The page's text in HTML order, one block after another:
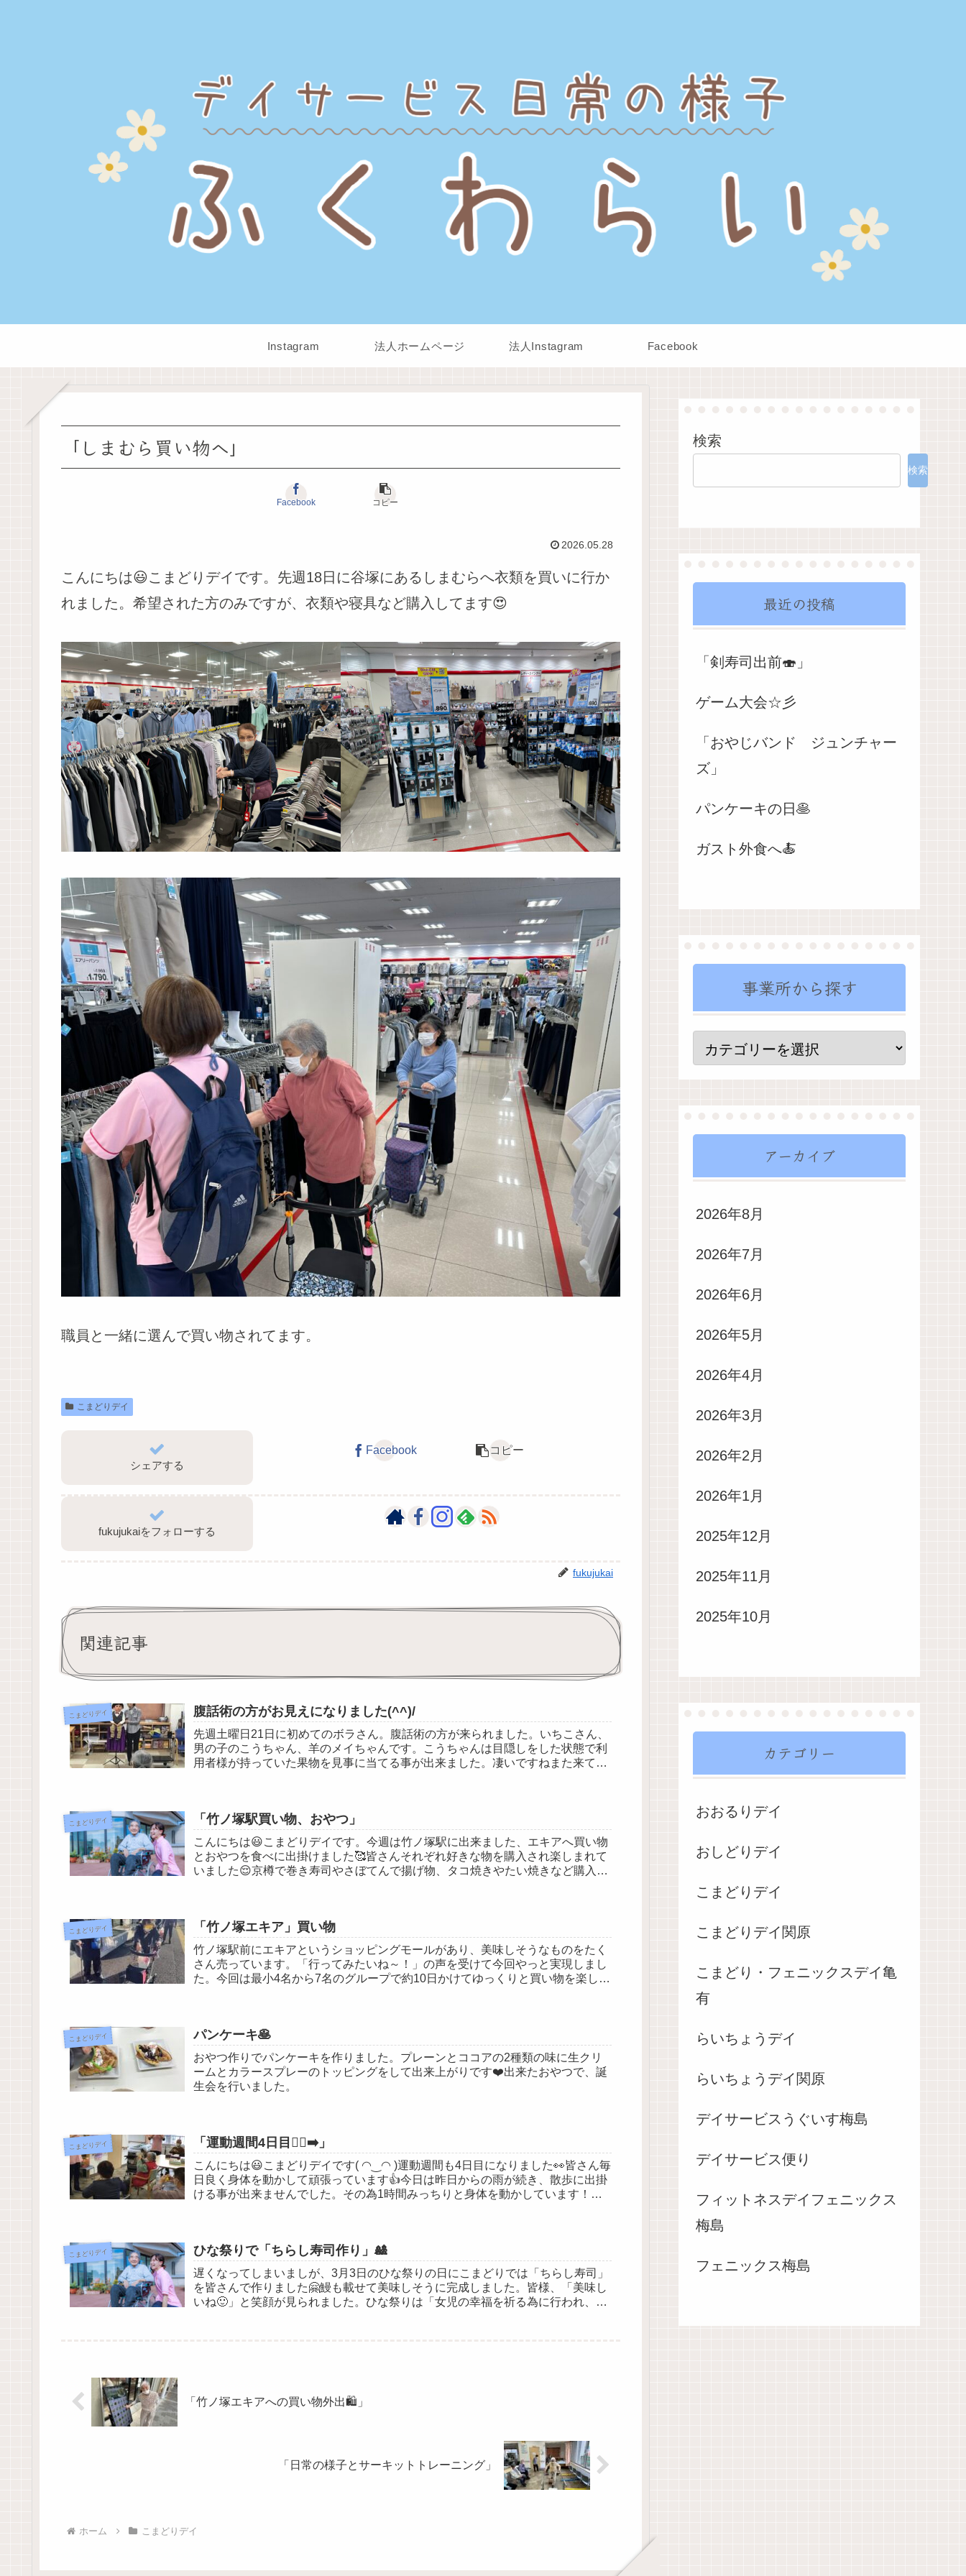
Instagram 法人ホームページ 法人Instagram Facebook
「しまむら買い物へ」
Facebook コピー
2026.05.28
こんにちは😃こまどりデイです。先週18日に谷塚にあるしまむらへ衣類を買いに行か
れました。希望された方のみですが、衣類や寝具など購入してます😍
職員と一緒に選んで買い物されてます。
こまどりデイ
シェアする
Facebook コピー
fukujukaiをフォローする
fukujukai
関連記事
こまどりデイ 腹話術の方がお見えになりました(^^)/
先週土曜日21日に初めてのボラさん。腹話術の方が来られました。いちこさん、
男の子のこうちゃん、羊のメイちゃんです。こうちゃんは目隠しをした状態で利
用者様が持っていた果物を見事に当てる事が出来ました。凄いですねまた来てほ
こまどりデイ 「竹ノ塚駅買い物、おやつ」
こんにちは😃こまどりデイです。今週は竹ノ塚駅に出来ました、エキアへ買い物
とおやつを食べに出掛けました🥰皆さんそれぞれ好きな物を購入され楽しまれて
いました😌京樽で巻き寿司やさぼてんで揚げ物、タコ焼きやたい焼きなど購入し
こまどりデイ 「竹ノ塚エキア」買い物
竹ノ塚駅前にエキアというショッピングモールがあり、美味しそうなものをたく
さん売っています。「行ってみたいね～！」の声を受けて今回やっと実現しまし
た。今回は最小4名から7名のグループで約10日かけてゆっくりと買い物を楽しん
こまどりデイ パンケーキ🥞
おやつ作りでパンケーキを作りました。プレーンとココアの2種類の味に生クリ
ームとカラースプレーのトッピングをして出来上がりです❤️出来たおやつで、誕
生会を行いました。
こまどりデイ 「運動週間4日目🏃‍♂️‍➡️」
こんにちは😃こまどりデイです( ◠‿◠ )運動週間も4日目になりました👀皆さん毎
日良く身体を動かして頑張っています👍今日は昨日からの雨が続き、散歩に出掛
ける事が出来ませんでした。その為1時間みっちりと身体を動かしています！ま
こまどりデイ ひな祭りで「ちらし寿司作り」🎎
遅くなってしまいましが、3月3日のひな祭りの日にこまどりでは「ちらし寿司」
を皆さんで作りました🤗鰻も載せて美味しそうに完成しました。皆様、「美味し
いね🙂」と笑顔が見られました。ひな祭りは「女児の幸福を祈る為に行われ、雛
「竹ノ塚エキアへの買い物外出🛍️」
「日常の様子とサーキットトレーニング」
ホーム こまどりデイ
検索
検索
最近の投稿
「剣寿司出前🍣」
ゲーム大会☆彡
「おやじバンド ジュンチャー
ズ」
パンケーキの日🥞
ガスト外食へ🍝
事業所から探す
アーカイブ
2026年8月
2026年7月
2026年6月
2026年5月
2026年4月
2026年3月
2026年2月
2026年1月
2025年12月
2025年11月
2025年10月
カテゴリー
おおるりデイ
おしどりデイ
こまどりデイ
こまどりデイ関原
こまどり・フェニックスデイ亀
有
らいちょうデイ
らいちょうデイ関原
デイサービスうぐいす梅島
デイサービス便り
フィットネスデイフェニックス
梅島
フェニックス梅島